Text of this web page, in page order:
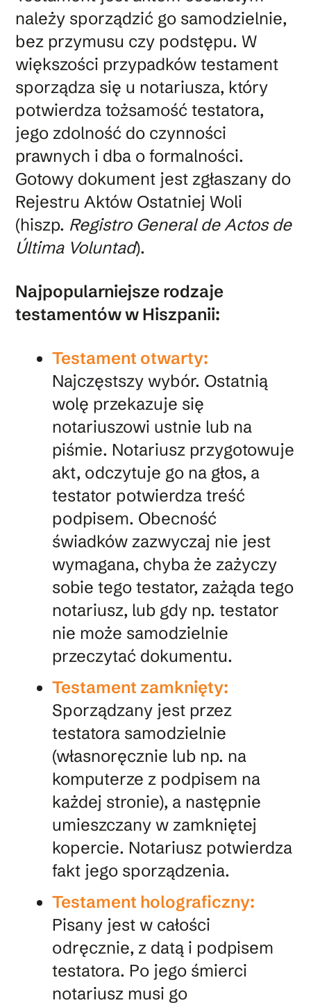
należy sporządzić go samodzielnie,
bez przymusu czy podstępu. W
większości przypadków testament
sporządza się u notariusza, który
potwierdza tożsamość testatora,
jego zdolność do czynności
prawnych i dba o formalności.
Gotowy dokument jest zgłaszany do
Rejestru Aktów Ostatniej Woli
(hiszp. Registro General de Actos de
Última Voluntad).
Najpopularniejsze rodzaje
testamentów w Hiszpanii:
Testament otwarty:
Najczęstszy wybór. Ostatnią
wolę przekazuje się
notariuszowi ustnie lub na
piśmie. Notariusz przygotowuje
akt, odczytuje go na głos, a
testator potwierdza treść
podpisem. Obecność
świadków zazwyczaj nie jest
wymagana, chyba że zażyczy
sobie tego testator, zażąda tego
notariusz, lub gdy np. testator
nie może samodzielnie
przeczytać dokumentu.
Testament zamknięty:
Sporządzany jest przez
testatora samodzielnie
(własnoręcznie lub np. na
komputerze z podpisem na
każdej stronie), a następnie
umieszczany w zamkniętej
kopercie. Notariusz potwierdza
fakt jego sporządzenia.
Testament holograficzny:
Pisany jest w całości
odręcznie, z datą i podpisem
testatora. Po jego śmierci
notariusz musi go